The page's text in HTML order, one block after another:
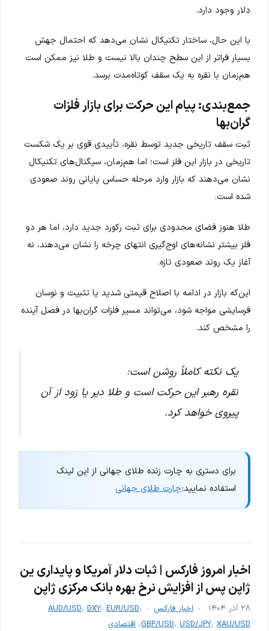
دلار وجود دارد.
با این حال، ساختار تکنیکال نشان می‌دهد که احتمال جهش
بسیار فراتر از این سطح چندان بالا نیست و طلا نیز ممکن است
هم‌زمان با نقره به یک سقف کوتاه‌مدت برسد.
جمع‌بندی: پیام این حرکت برای بازار فلزات
گران‌بها
ثبت سقف تاریخی جدید توسط نقره، تأییدی قوی بر یک شکست
تاریخی در بازار این فلز است؛ اما هم‌زمان، سیگنال‌های تکنیکال
نشان می‌دهند که بازار وارد مرحله حساس پایانی روند صعودی
شده است.
طلا هنوز فضای محدودی برای ثبت رکورد جدید دارد، اما هر دو
فلز بیشتر نشانه‌های اوج‌گیری انتهای چرخه را نشان می‌دهند، نه
آغاز یک روند صعودی تازه.
این‌که بازار در ادامه با اصلاح قیمتی شدید یا تثبیت و نوسان
فرسایشی مواجه شود، می‌تواند مسیر فلزات گران‌بها در فصل آینده
را مشخص کند.
یک نکته کاملاً روشن است:
نقره رهبر این حرکت است و طلا دیر یا زود از آن
پیروی خواهد کرد.
برای دستری به چارت زنده طلای جهانی از این لینک
استفاده نمایید:چارت طلای جهانی
اخبار امروز فارکس | ثبات دلار آمریکا و پایداری ین
ژاپن پس از افزایش نرخ بهره بانک مرکزی ژاپن
۲۸ آذر ۱۴۰۴ اخبار فارکس AUD/USD، DXY، EUR/USD،
GBP/USD، USD/JPY، XAU/USD ، اقتصادی